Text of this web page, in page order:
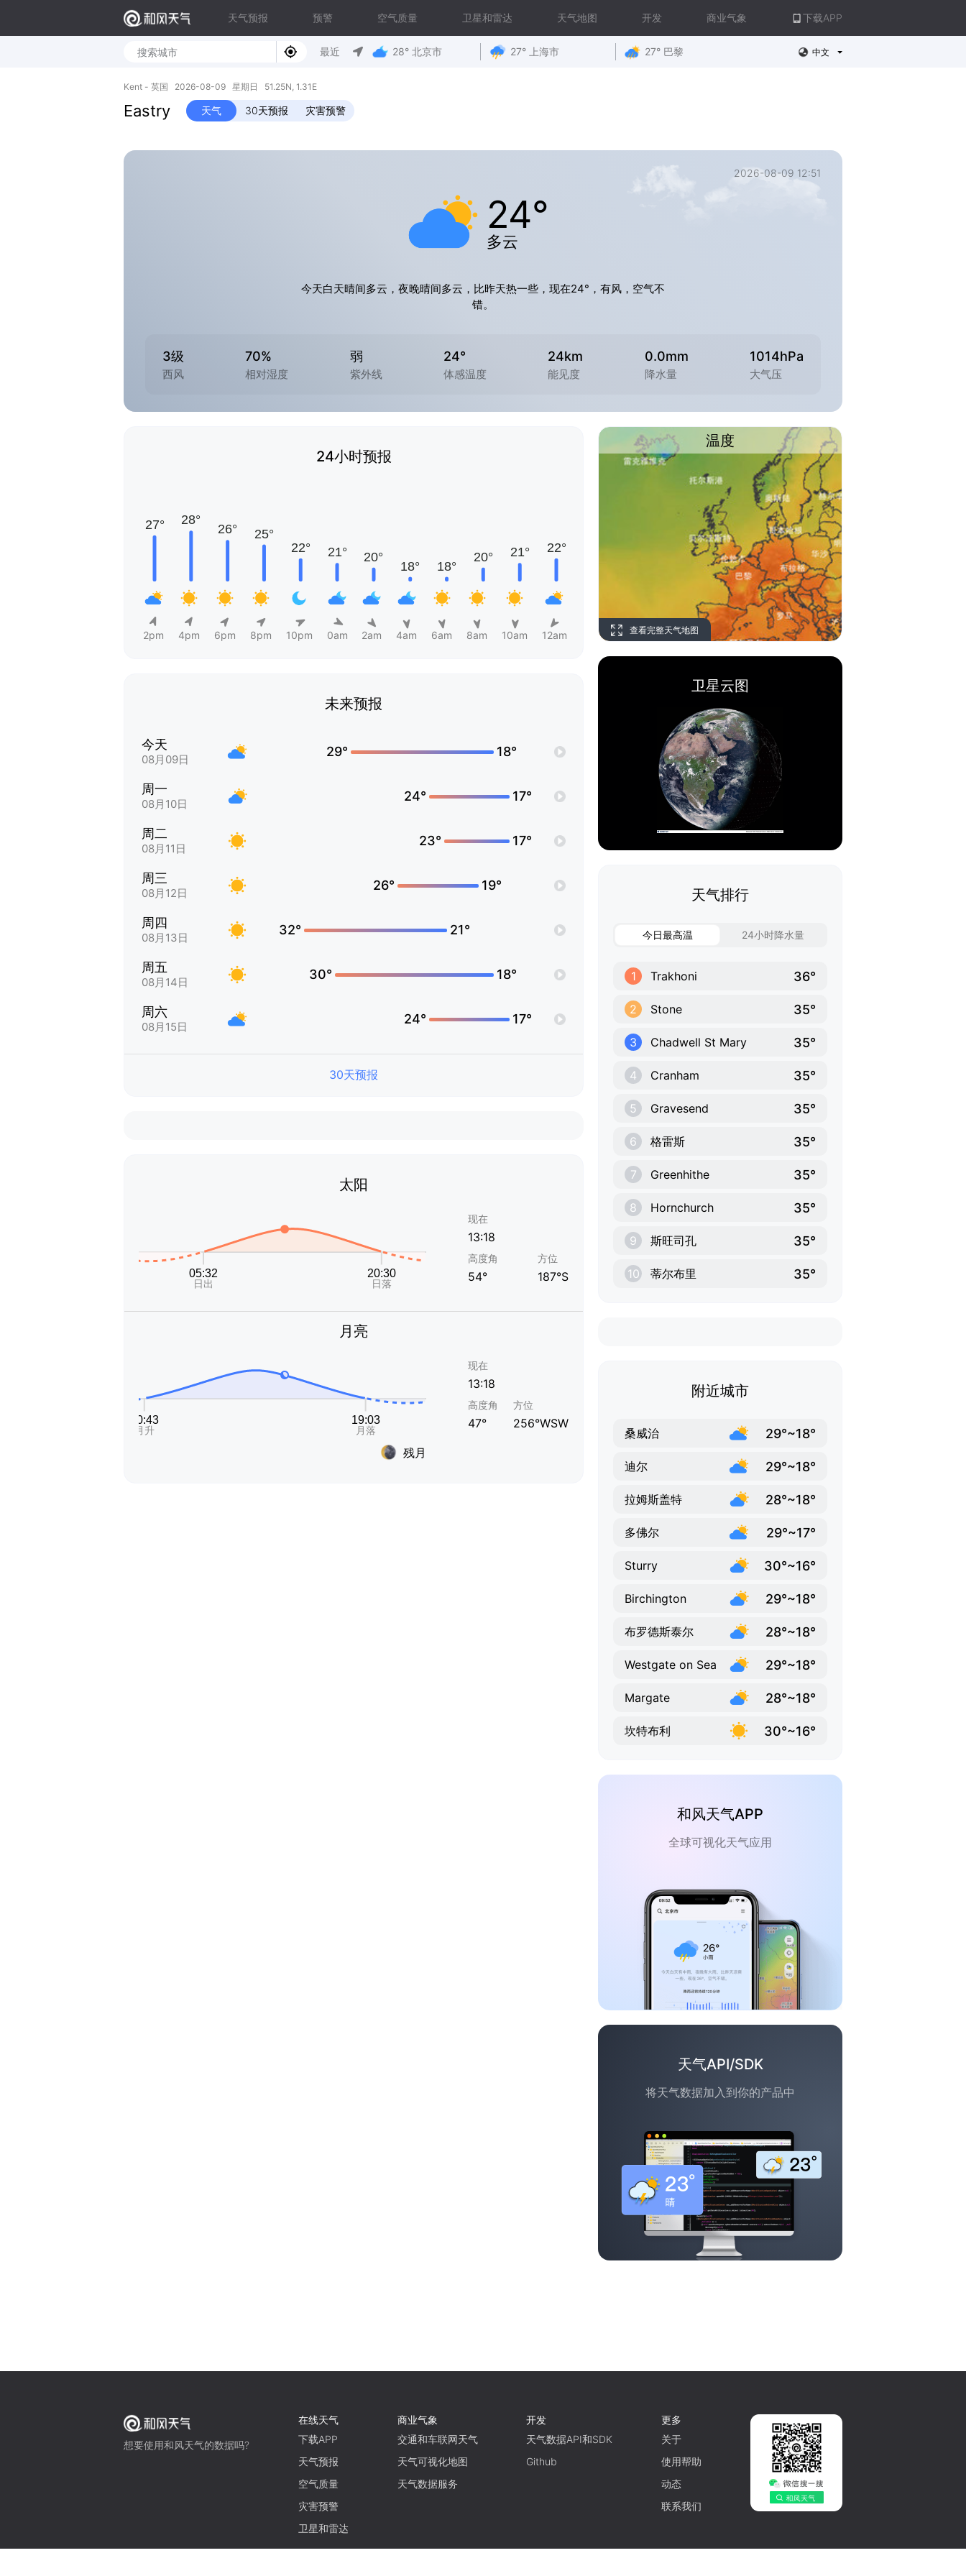
天气预报 预警 空气质量 卫星和雷达 天气地图 开发 商业气象 下载APP
最近 28° 北京市 27° 上海市 27° 巴黎 中文
Kent - 英国 2026-08-09 星期日 51.25N, 1.31E
Eastry 天气 30天预报 灾害预警
2026-08-09 12:51
24°
多云
今天白天晴间多云，夜晚晴间多云，比昨天热一些，现在24°，有风，空气不
错。
3级
西风
70%
相对湿度
弱
紫外线
24°
体感温度
24km
能见度
0.0mm
降水量
1014hPa
大气压
24小时预报
2pm 4pm 6pm 8pm 10pm 0am 2am 4am 6am 8am 10am 12am
未来预报
今天
08月09日
29° 18°
周一
08月10日
24° 17°
周二
08月11日
23° 17°
周三
08月12日
26° 19°
周四
08月13日
32° 21°
周五
08月14日
30° 18°
周六
08月15日
24° 17°
30天预报
太阳
现在
13:18
高度角
54°
方位
187°S
月亮
残月
现在
13:18
高度角
47°
方位
256°WSW
温度
查看完整天气地图
卫星云图
天气排行
今日最高温 24小时降水量
1 Trakhoni 36°
2 Stone 35°
3 Chadwell St Mary 35°
4 Cranham 35°
5 Gravesend 35°
6 格雷斯 35°
7 Greenhithe 35°
8 Hornchurch 35°
9 斯旺司孔 35°
10 蒂尔布里 35°
附近城市
桑威治 29°~18°
迪尔 29°~18°
拉姆斯盖特 28°~18°
多佛尔 29°~17°
Sturry 30°~16°
Birchington 29°~18°
布罗德斯泰尔 28°~18°
Westgate on Sea 29°~18°
Margate 28°~18°
坎特布利 30°~16°
和风天气APP
全球可视化天气应用
天气API/SDK
将天气数据加入到你的产品中
想要使用和风天气的数据吗?
在线天气
下载APP
天气预报
空气质量
灾害预警
卫星和雷达
商业气象
交通和车联网天气
天气可视化地图
天气数据服务
开发
天气数据API和SDK
Github
更多
关于
使用帮助
动态
联系我们